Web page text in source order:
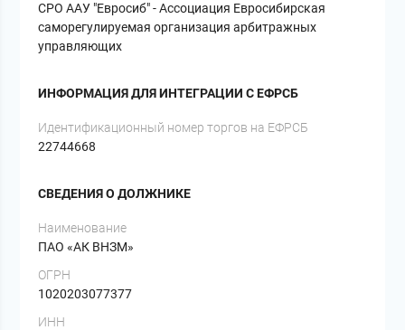
СРО ААУ "Евросиб" - Ассоциация Евросибирская
саморегулируемая организация арбитражных
управляющих
ИНФОРМАЦИЯ ДЛЯ ИНТЕГРАЦИИ С ЕФРСБ
Идентификационный номер торгов на ЕФРСБ
22744668
СВЕДЕНИЯ О ДОЛЖНИКЕ
Наименование
ПАО «АК ВНЗМ»
ОГРН
1020203077377
ИНН